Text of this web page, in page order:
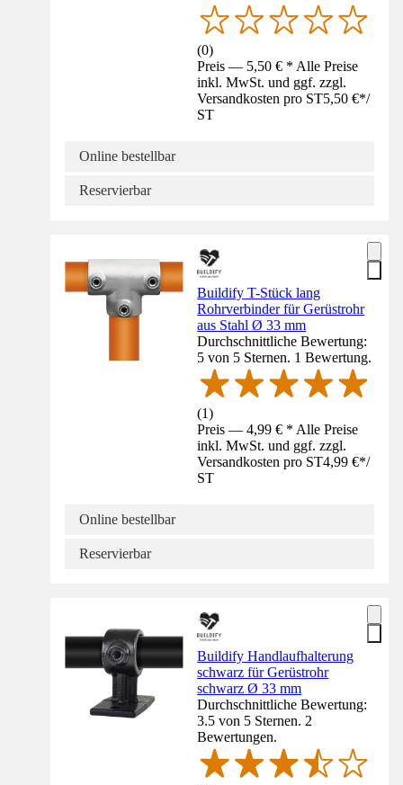
(0)
Preis — 5,50 € * Alle Preise
inkl. MwSt. und ggf. zzgl.
Versandkosten pro ST5,50 €*/
ST
Online bestellbar
Reservierbar
Buildify T-Stück lang
Rohrverbinder für Gerüstrohr
aus Stahl Ø 33 mm
Durchschnittliche Bewertung:
5 von 5 Sternen. 1 Bewertung.
(1)
Preis — 4,99 € * Alle Preise
inkl. MwSt. und ggf. zzgl.
Versandkosten pro ST4,99 €*/
ST
Online bestellbar
Reservierbar
Buildify Handlaufhalterung
schwarz für Gerüstrohr
schwarz Ø 33 mm
Durchschnittliche Bewertung:
3.5 von 5 Sternen. 2
Bewertungen.